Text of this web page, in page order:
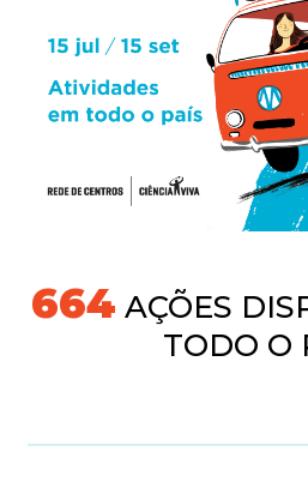
691AÇÕES
TODO O